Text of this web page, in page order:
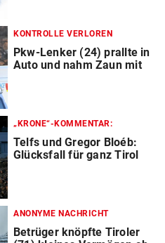
KONTROLLE VERLOREN
Pkw-Lenker (24) prallte in
Auto und nahm Zaun mit
„KRONE“-KOMMENTAR:
Telfs und Gregor Bloéb:
Glücksfall für ganz Tirol
ANONYME NACHRICHT
Betrüger knöpfte Tiroler